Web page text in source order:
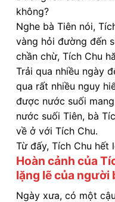
không?
Nghe bà Tiên nói,
vàng hỏi đường đến
chần chừ, Tích Chu
Trải qua nhiều ngày
qua rất nhiều nguy
được nước suối
nước suối Tiên, bà
về ở với Tích Chu.
Từ đấy, Tích Chu hết
Hoàn cảnh của
lặng lẽ của người
Ngày xưa, có một